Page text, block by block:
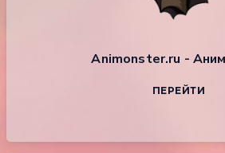
Animonster.ru -
ПЕРЕЙТИ